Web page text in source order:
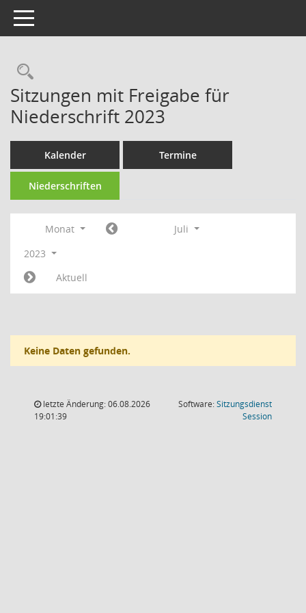
Toggle navigation
Rechercheauswahl
Sitzungen mit Freigabe für
Niederschrift 2023
Kalender Termine
Niederschriften
Monat
Juli
2023
Aktuell
Keine Daten gefunden.
letzte Änderung: 06.08.2026
19:01:39
Software:Sitzungsdienst
Session(Wird in